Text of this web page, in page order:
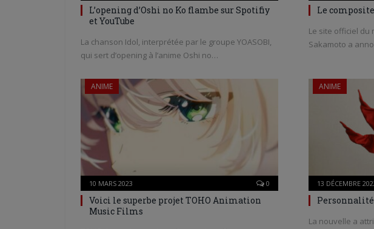
L’opening d’Oshi no Ko flambe sur Spotifiy
et YouTube
La chanson Idol, interprétée par le groupe YOASOBI,
qui sert d’opening à l’anime Oshi no…
Le
Le site officiel du
Sakamoto a
ANIME
10 MARS 2023 0
Voici le superbe projet TOHO Animation
Music Films
ANIME
13 DÉCEMBRE
La nouvelle a